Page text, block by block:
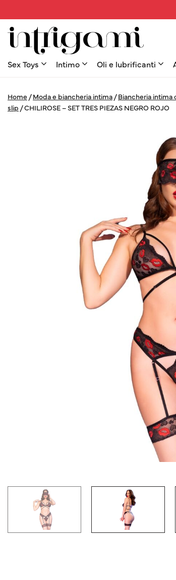
Sex Toys Intimo Oli e lubrificanti
Home /Moda e biancheria intima /Biancheria intima
slip /CHILIROSE – SET TRES PIEZAS NEGRO ROJO